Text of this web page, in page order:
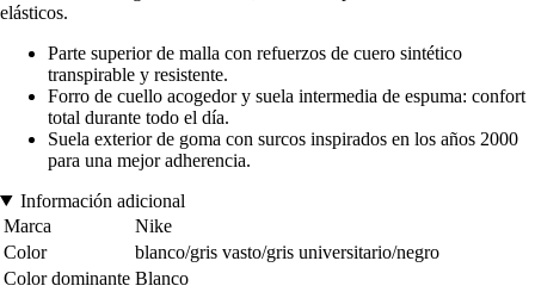
elásticos.
Parte superior de malla con refuerzos de cuero sintético
transpirable y resistente.
Forro de cuello acogedor y suela intermedia de espuma: confort
total durante todo el día.
Suela exterior de goma con surcos inspirados en los años 2000
para una mejor adherencia.
Información adicional
Marca
Nike
Color
blanco/gris vasto/gris universitario/negro
Color dominante Blanco